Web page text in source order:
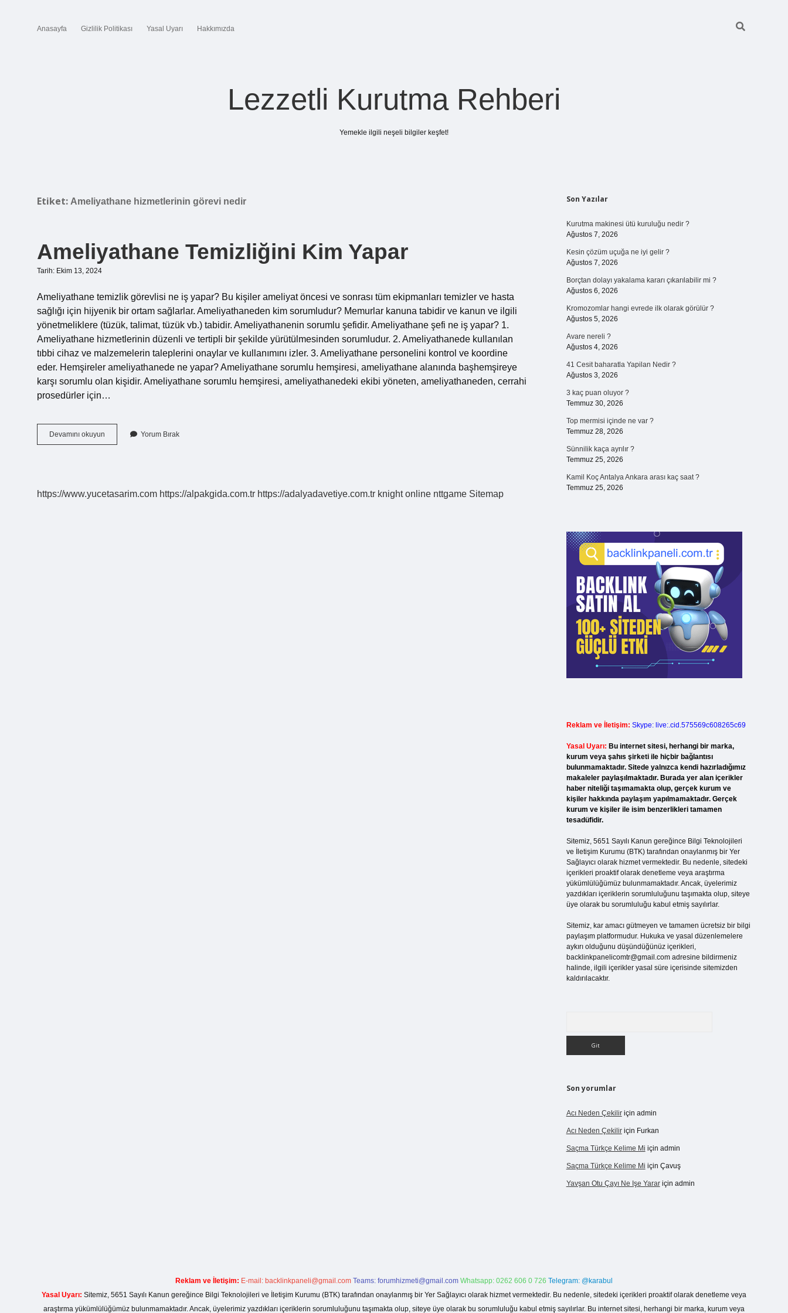
Anasayfa Gizlilik Politikası Yasal Uyarı Hakkımızda
Lezzetli Kurutma Rehberi
Yemekle ilgili neşeli bilgiler keşfet!
Etiket: Ameliyathane hizmetlerinin görevi nedir
Ameliyathane Temizliğini Kim Yapar
Tarih: Ekim 13, 2024
Ameliyathane temizlik görevlisi ne iş yapar? Bu kişiler ameliyat öncesi ve sonrası tüm ekipmanları temizler ve hasta
sağlığı için hijyenik bir ortam sağlarlar. Ameliyathaneden kim sorumludur? Memurlar kanuna tabidir ve kanun ve ilgili
yönetmeliklere (tüzük, talimat, tüzük vb.) tabidir. Ameliyathanenin sorumlu şefidir. Ameliyathane şefi ne iş yapar? 1.
Ameliyathane hizmetlerinin düzenli ve tertipli bir şekilde yürütülmesinden sorumludur. 2. Ameliyathanede kullanılan
tıbbi cihaz ve malzemelerin taleplerini onaylar ve kullanımını izler. 3. Ameliyathane personelini kontrol ve koordine
eder. Hemşireler ameliyathanede ne yapar? Ameliyathane sorumlu hemşiresi, ameliyathane alanında başhemşireye
karşı sorumlu olan kişidir. Ameliyathane sorumlu hemşiresi, ameliyathanedeki ekibi yöneten, ameliyathaneden, cerrahi
prosedürler için…
Devamını okuyun Ameliyathane
Temizliğini
Yorum Bırak
https://www.yucetasarim.com https://alpakgida.com.tr https://adalyadavetiye.com.tr knight online nttgame Sitemap
Sidebar
Son Yazılar
Kurutma makinesi ütü kuruluğu nedir ?
Ağustos 7, 2026
Kesin çözüm uçuğa ne iyi gelir ?
Ağustos 7, 2026
Borçtan dolayı yakalama kararı çıkarılabilir mi ?
Ağustos 6, 2026
Kromozomlar hangi evrede ilk olarak görülür ?
Ağustos 5, 2026
Avare nereli ?
Ağustos 4, 2026
41 Cesit baharatla Yapilan Nedir ?
Ağustos 3, 2026
3 kaç puan oluyor ?
Temmuz 30, 2026
Top mermisi içinde ne var ?
Temmuz 28, 2026
Sünnilik kaça ayrılır ?
Temmuz 25, 2026
Kamil Koç Antalya Ankara arası kaç saat ?
Temmuz 25, 2026
Reklam ve İletişim: Skype: live:.cid.575569c608265c69
Yasal Uyarı: Bu internet sitesi, herhangi bir marka,
kurum veya şahıs şirketi ile hiçbir bağlantısı
bulunmamaktadır. Sitede yalnızca kendi hazırladığımız
makaleler paylaşılmaktadır. Burada yer alan içerikler
haber niteliği taşımamakta olup, gerçek kurum ve
kişiler hakkında paylaşım yapılmamaktadır. Gerçek
kurum ve kişiler ile isim benzerlikleri tamamen
tesadüfidir.
Sitemiz, 5651 Sayılı Kanun gereğince Bilgi Teknolojileri
ve İletişim Kurumu (BTK) tarafından onaylanmış bir Yer
Sağlayıcı olarak hizmet vermektedir. Bu nedenle, sitedeki
içerikleri proaktif olarak denetleme veya araştırma
yükümlülüğümüz bulunmamaktadır. Ancak, üyelerimiz
yazdıkları içeriklerin sorumluluğunu taşımakta olup, siteye
üye olarak bu sorumluluğu kabul etmiş sayılırlar.
Sitemiz, kar amacı gütmeyen ve tamamen ücretsiz bir bilgi
paylaşım platformudur. Hukuka ve yasal düzenlemelere
aykırı olduğunu düşündüğünüz içerikleri,
backlinkpanelicomtr@gmail.comadresine bildirmeniz
halinde, ilgili içerikler yasal süre içerisinde sitemizden
kaldırılacaktır.
Son yorumlar
Acı Neden Çekiliriçin admin
Acı Neden Çekiliriçin Furkan
Saçma Türkçe Kelime Mi için admin
Saçma Türkçe Kelime Mi için Çavuş
Yavşan Otu Çayı Ne Işe Yarariçin admin
Reklam ve İletişim: E-mail: backlinkpaneli@gmail.com Teams: forumhizmeti@gmail.com Whatsapp: 0262 606 0 726 Telegram: @karabul
Yasal Uyarı: Sitemiz, 5651 Sayılı Kanun gereğince Bilgi Teknolojileri ve İletişim Kurumu (BTK) tarafından onaylanmış bir Yer Sağlayıcı olarak hizmet vermektedir. Bu nedenle, sitedeki içerikleri proaktif olarak denetleme veya
araştırma yükümlülüğümüz bulunmamaktadır. Ancak, üyelerimiz yazdıkları içeriklerin sorumluluğunu taşımakta olup, siteye üye olarak bu sorumluluğu kabul etmiş sayılırlar. Bu internet sitesi, herhangi bir marka, kurum veya